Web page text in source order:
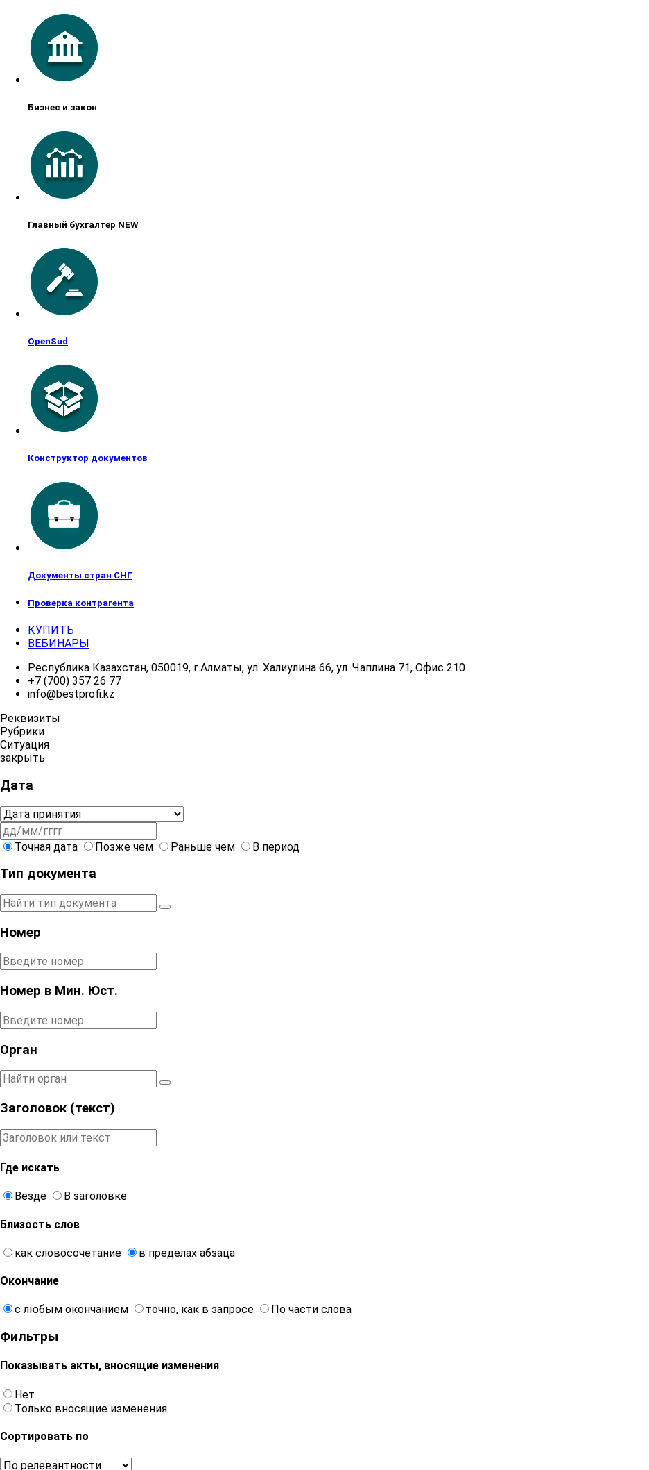
Бизнес и закон
Главный бухгалтер NEW
OpenSud
Конструктор документов
Документы стран СНГ
Проверка контрагента
КУПИТЬ
ВЕБИНАРЫ
Республика Казахстан, 050019, г.Алматы, ул. Халиулина 66, ул. Чаплина 71, Офис 210
+7 (700) 357 26 77
info@bestprofi.kz
Реквизиты
Рубрики
Ситуация
закрыть
Дата
Точная дата Позже чем Раньше чем В период
Тип документа
Номер
Номер в Мин. Юст.
Орган
Заголовок (текст)
Где искать
Везде В заголовке
Близость слов
как словосочетание в пределах абзаца
Окончание
с любым окончанием точно, как в запросе По части слова
Фильтры
Показывать акты, вносящие изменения
Нет
Только вносящие изменения
Сортировать по